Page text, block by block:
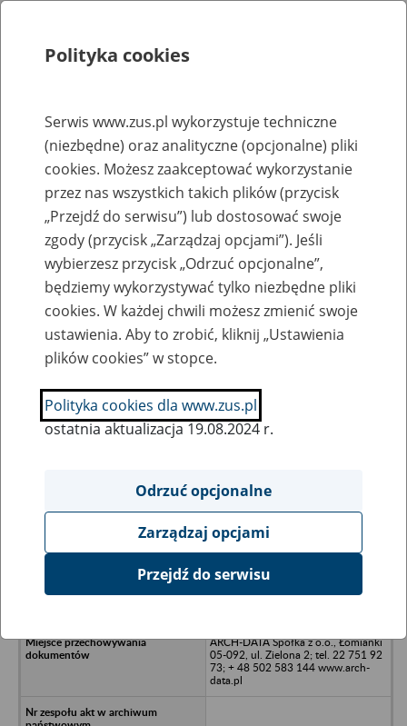
Rejestry, ewidencje i archiwa
Baza zlikwidowanych lub
przekształconych zakładów pracy
Nazwa zakładu pracy:
SZUKAJ
Ukryj wszystkie pozycje bazy
Vertical PPH z siedzibą w Lubaniu,
ARCH-DATA Spółka z o.o., Łomianki
05-092, ul. Zielona 2; tel. 22 751 92
73; + 48 502 583 144 www.arch-
data.pl
Polityka cookies
Serwis www.zus.pl wykorzystuje techniczne
(niezbędne) oraz analityczne (opcjonalne) pliki
cookies. Możesz zaakceptować wykorzystanie
przez nas wszystkich takich plików (przycisk
„Przejdź do serwisu”) lub dostosować swoje
zgody (przycisk „Zarządzaj opcjami”). Jeśli
wybierzesz przycisk „Odrzuć opcjonalne”,
będziemy wykorzystywać tylko niezbędne pliki
cookies. W każdej chwili możesz zmienić swoje
ustawienia. Aby to zrobić, kliknij „Ustawienia
plików cookies” w stopce.
Polityka cookies dla www.zus.pl
ostatnia aktualizacja 19.08.2024 r.
Odrzuć opcjonalne
Zarządzaj opcjami
Przejdź do serwisu